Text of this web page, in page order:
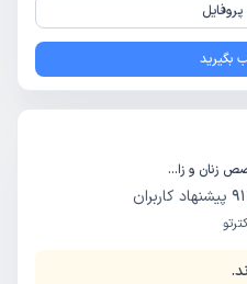
بگیرید
فلوشیپ پریناتولوژی / تخصص زنان و زایمان
91 پیشنهاد کاربران